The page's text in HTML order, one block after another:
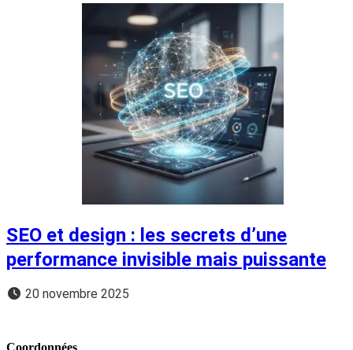
SEO et design : les secrets d’une
performance invisible mais puissante
20 novembre 2025
Coordonnées